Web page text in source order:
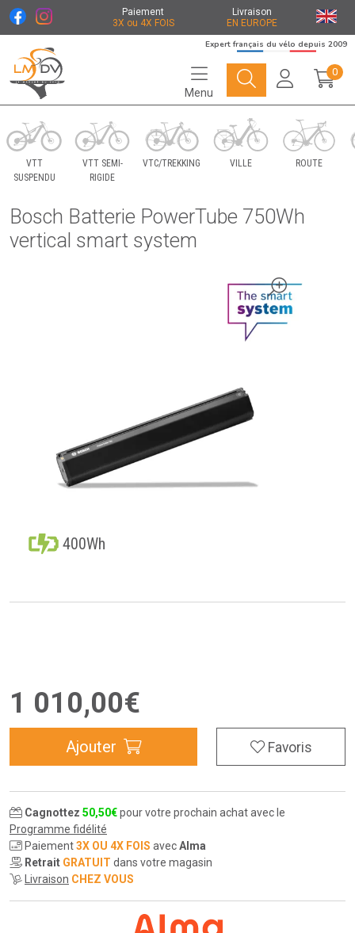
Paiement
3X ou 4X FOIS
Livraison
EN EUROPE
Le Marché du Vélo Votre distributeurs de vélo
Expert français du vélo depuis 2009
Menu
0
VTT
SUSPENDU
VTT SEMI-
RIGIDE
VTC/TREKKING VILLE ROUTE
Bosch Batterie PowerTube 750Wh
vertical smart system
400Wh
1 010,00€
Ajouter Favoris
Cagnottez 50,50€pour votre prochain achat avec le
Programme fidélité
Paiement3X OU 4X FOIS avecAlma
Retrait GRATUIT dans votre magasin
Livraison CHEZ VOUS